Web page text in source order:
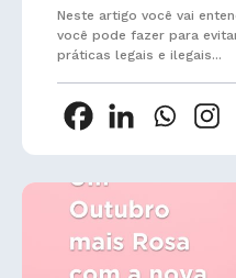
Neste artigo você vai
você pode fazer para
práticas legais e ilegais...